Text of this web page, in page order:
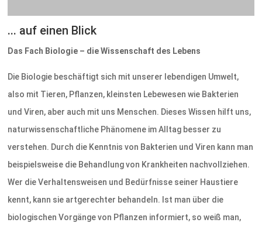
... auf einen Blick
Das Fach Biologie – die Wissenschaft des Lebens
Die Biologie beschäftigt sich mit unserer lebendigen Umwelt,
also mit Tieren, Pflanzen, kleinsten Lebewesen wie Bakterien
und Viren, aber auch mit uns Menschen. Dieses Wissen hilft uns,
naturwissenschaftliche Phänomene im Alltag besser zu
verstehen. Durch die Kenntnis von Bakterien und Viren kann man
beispielsweise die Behandlung von Krankheiten nachvollziehen.
Wer die Verhaltensweisen und Bedürfnisse seiner Haustiere
kennt, kann sie artgerechter behandeln. Ist man über die
biologischen Vorgänge von Pflanzen informiert, so weiß man,